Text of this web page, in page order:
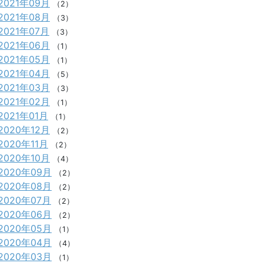
年09月 （2）
年08月 （3）
年07月 （3）
年06月 （1）
年05月 （1）
年04月 （5）
年03月 （3）
年02月 （1）
年01月 （1）
年12月 （2）
年11月 （2）
年10月 （4）
年09月 （2）
年08月 （2）
年07月 （2）
年06月 （2）
年05月 （1）
年04月 （4）
年03月 （1）